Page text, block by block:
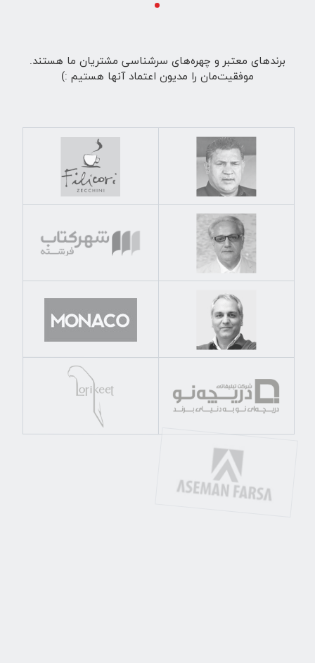
برندهای معتبر و چهره‌های سرشناسی مشتریان ما هستند.
موفقیت‌مان را مدیون اعتماد آنها هستیم :)